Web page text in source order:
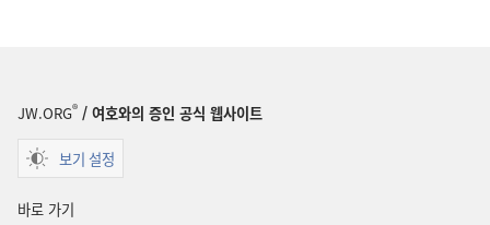
JW.ORG® / 여호와의 증인 공식 웹사이트
보기 설정
바로 가기